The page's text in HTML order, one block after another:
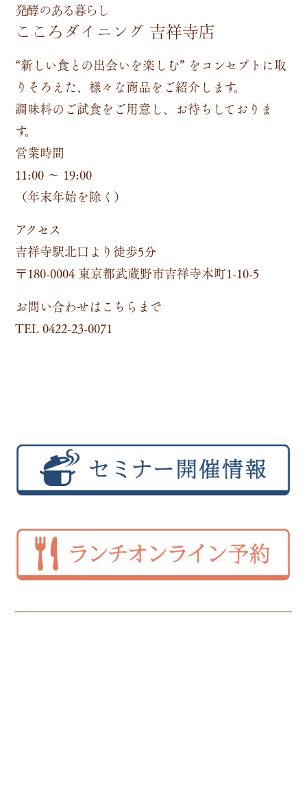
発酵のある暮らし
こころダイニング 吉祥寺店
“新しい食との出会いを楽しむ” をコンセプトに取
りそろえた、様々な商品をご紹介します。
調味料のご試食をご用意し、お待ちしておりま
す。
営業時間
11:00 ～ 19:00
（年末年始を除く）
アクセス
吉祥寺駅北口より徒歩5分
〒180-0004 東京都武蔵野市吉祥寺本町1-10-5
お問い合わせはこちらまで
TEL 0422-23-0071